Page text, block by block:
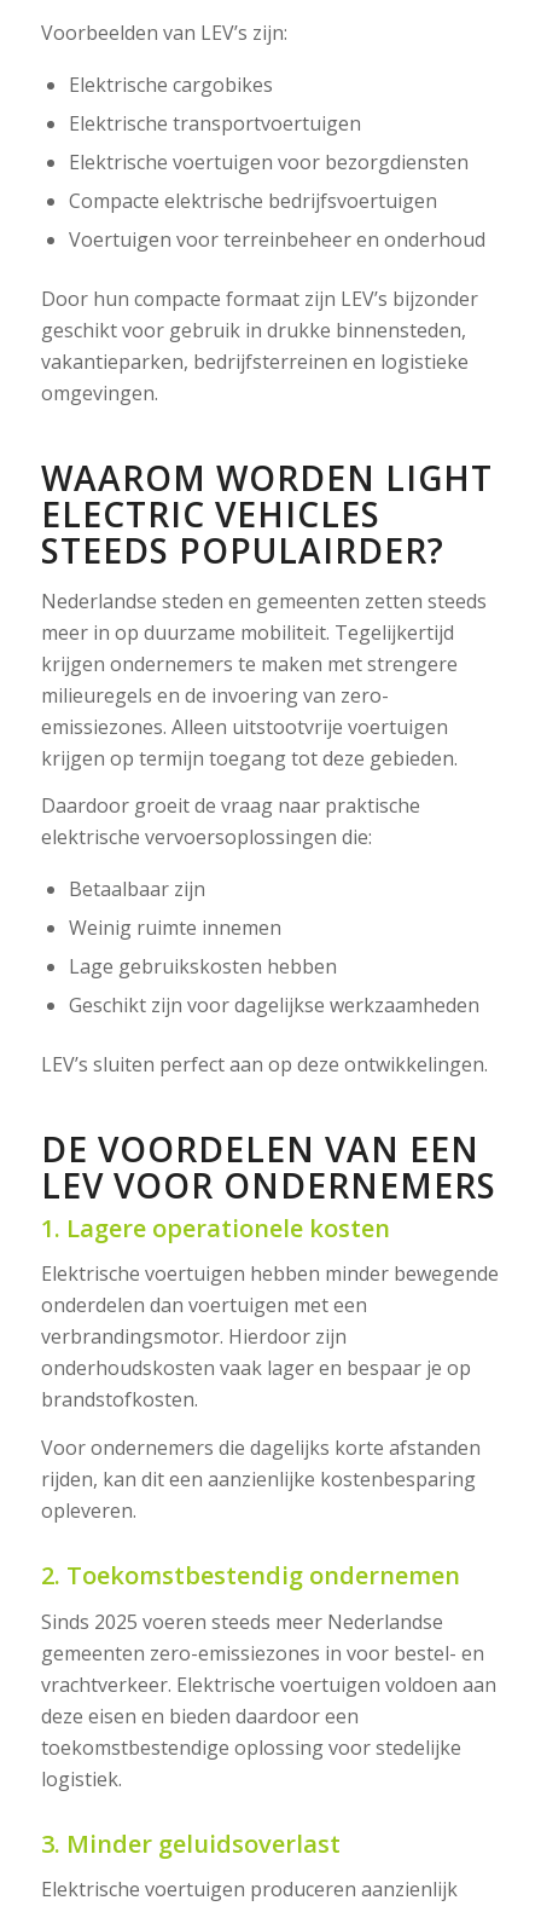
Voorbeelden van LEV’s zijn:
Elektrische cargobikes
Elektrische transportvoertuigen
Elektrische voertuigen voor bezorgdiensten
Compacte elektrische bedrijfsvoertuigen
Voertuigen voor terreinbeheer en onderhoud
Door hun compacte formaat zijn LEV’s bijzonder
geschikt voor gebruik in drukke binnensteden,
vakantieparken, bedrijfsterreinen en logistieke
omgevingen.
WAAROM WORDEN LIGHT
ELECTRIC VEHICLES
STEEDS POPULAIRDER?
Nederlandse steden en gemeenten zetten steeds
meer in op duurzame mobiliteit. Tegelijkertijd
krijgen ondernemers te maken met strengere
milieuregels en de invoering van zero-
emissiezones. Alleen uitstootvrije voertuigen
krijgen op termijn toegang tot deze gebieden.
Daardoor groeit de vraag naar praktische
elektrische vervoersoplossingen die:
Betaalbaar zijn
Weinig ruimte innemen
Lage gebruikskosten hebben
Geschikt zijn voor dagelijkse werkzaamheden
LEV’s sluiten perfect aan op deze ontwikkelingen.
DE VOORDELEN VAN EEN
LEV VOOR ONDERNEMERS
1. Lagere operationele kosten
Elektrische voertuigen hebben minder bewegende
onderdelen dan voertuigen met een
verbrandingsmotor. Hierdoor zijn
onderhoudskosten vaak lager en bespaar je op
brandstofkosten.
Voor ondernemers die dagelijks korte afstanden
rijden, kan dit een aanzienlijke kostenbesparing
opleveren.
2. Toekomstbestendig ondernemen
Sinds 2025 voeren steeds meer Nederlandse
gemeenten zero-emissiezones in voor bestel- en
vrachtverkeer. Elektrische voertuigen voldoen aan
deze eisen en bieden daardoor een
toekomstbestendige oplossing voor stedelijke
logistiek.
3. Minder geluidsoverlast
Elektrische voertuigen produceren aanzienlijk